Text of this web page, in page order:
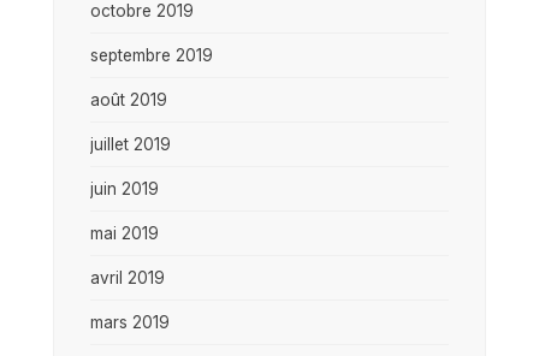
octobre 2019
septembre 2019
août 2019
juillet 2019
juin 2019
mai 2019
avril 2019
mars 2019